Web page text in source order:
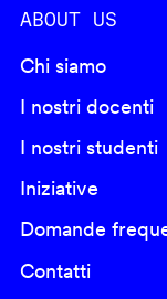
ABOUT US
Chi siamo
I nostri docenti
I nostri studenti
Iniziative
Domande
Contatti